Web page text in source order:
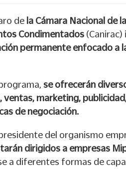
de la Cámara Nacional de
Condimentados (Canirac)
permanente enfocado a
se ofrecerán
ventas, marketing,
de negociación.
del organismo
dirigidos a empresas
a diferentes formas de